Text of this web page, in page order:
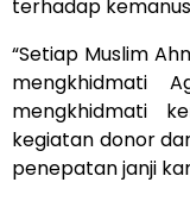
terhadap
“Setiap Muslim
mengkhidmati
mengkhidmati
kegiatan donor
penepatan janji